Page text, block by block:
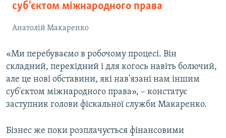
суб'єктом міжнародного права
Анатолій Макаренко
«Ми перебуваємо в робочому процесі. Він
складний, перехідний і для когось навіть болючий,
але це нові обставини, які нав'язані нам іншим
суб'єктом міжнародного права», – констатує
заступник голови фіскальної служби Макаренко.
Бізнес же поки розплачується фінансовими